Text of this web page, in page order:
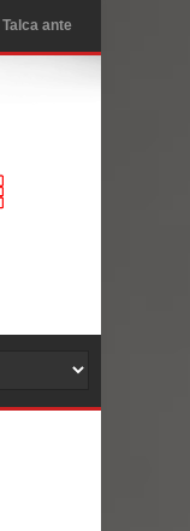
ante
a nivel
y
por